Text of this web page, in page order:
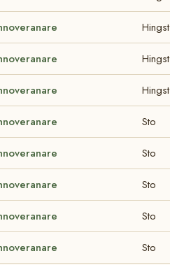
Hingst
Hingst
Hingst
Sto
Sto
Sto
Sto
Sto